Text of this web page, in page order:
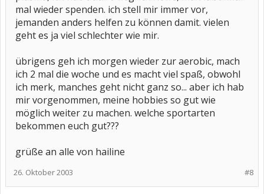
mal wieder spenden. ich stell mir immer vor,
jemanden anders helfen zu können damit. vielen
geht es ja viel schlechter wie mir.
übrigens geh ich morgen wieder zur aerobic, mach
ich 2 mal die woche und es macht viel spaß, obwohl
ich merk, manches geht nicht ganz so... aber ich hab
mir vorgenommen, meine hobbies so gut wie
möglich weiter zu machen. welche sportarten
bekommen euch gut???
grüße an alle von hailine
#8
26. Oktober 2003